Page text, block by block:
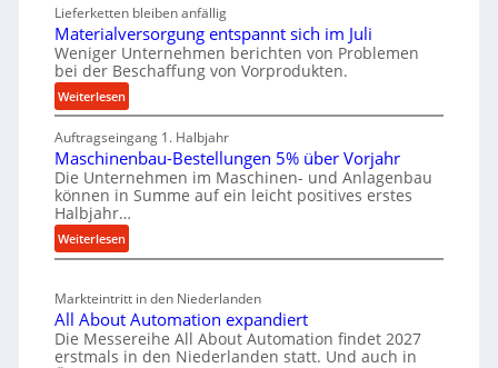
t
z
t
i
l
e
n
n
i
g
e
W
k
z
e
a
u
p
r
u
t
s
h
e
W
s
h
a
f
Lieferketten bleiben anfällig
Materialversorgung entspannt sich im Juli
Weniger Unternehmen berichten von Problemen
bei der Beschaffung von Vorprodukten.
Weiterlesen:
M
a
t
e
r
i
a
l
e
r
s
Auftragseingang 1. Halbjahr
Maschinenbau-Bestellungen 5% über Vorjahr
Die Unternehmen im Maschinen- und Anlagenbau
können in Summe auf ein leicht positives erstes
Halbjahr…
Weiterlesen:
M
s
c
h
i
Markteintritt in den Niederlanden
All About Automation expandiert
Die Messereihe All About Automation findet 2027
erstmals in den Niederlanden statt. Und auch in